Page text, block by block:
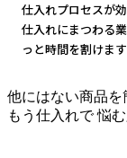
仕入れプロセスが
仕入れにまつわる
っと時間を割けます
他にはない商品を
もう仕入れで悩